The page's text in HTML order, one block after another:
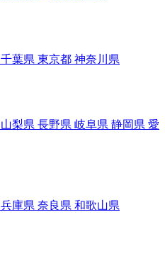
千葉県 東京都 神奈川県
山梨県 長野県 岐阜県 静岡県 愛
兵庫県 奈良県 和歌山県